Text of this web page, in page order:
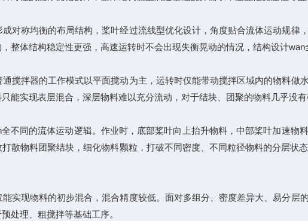
称均衡的布局结构，桨叶经过流线型优化设计，角度贴合流体运动规律
整体结构稳定性更强，高速运转时不会出现失衡晃动的情况，结构设计
拌器的工作模式以平面搅动为主，运转时仅能带动搅拌区域内的物料做
实现表层混合，深层物料难以充分流动，对于结块、团聚的物料几乎没
同的流体运动逻辑。作业时，底部桨叶向上抬升物料，中部桨叶加速物
散物料团聚结块，细化物料颗粒，打破不同密度、不同粒径物料的分层状
现物料的初步混合，混合精度较低。面对多组分、密度差异大、易分层
处理、粗搅拌等基础工序。